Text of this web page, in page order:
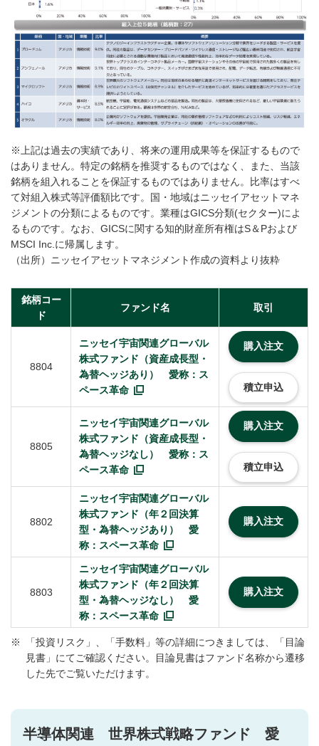
※上記は過去の実績であり、将来の運用成果等を保証するもので
はありません。特定の銘柄を推奨するものではなく、また、当該
銘柄を組入れることを保証するものではありません。比率はすべ
て対組入株式等評価額比です。国・地域はニッセイアセットマネ
ジメントの分類によるものです。業種はGICS分類(セクター)によ
るものです。なお、GICSに関する知的財産所有権はS＆Pおよび
MSCI Inc.に帰属します。
（出所）ニッセイアセットマネジメント作成の資料より抜粋
銘柄コー
ド
ファンド名 取引
8804
ニッセイ宇宙関連グローバル
株式ファンド（資産成長型・
為替ヘッジあり） 愛称：ス
ペース革命
購入注文
積立申込
8805
ニッセイ宇宙関連グローバル
株式ファンド（資産成長型・
為替ヘッジなし） 愛称：ス
ペース革命
購入注文
積立申込
8802
ニッセイ宇宙関連グローバル
株式ファンド（年２回決算
型・為替ヘッジあり） 愛
称：スペース革命
購入注文
8803
ニッセイ宇宙関連グローバル
株式ファンド（年２回決算
型・為替ヘッジなし） 愛
称：スペース革命
購入注文
※
「投資リスク」、「手数料」等の詳細につきましては、「目論
見書」にてご確認ください。目論見書はファンド名称から遷移
した先でご覧いただけます。
半導体関連 世界株式戦略ファンド 愛